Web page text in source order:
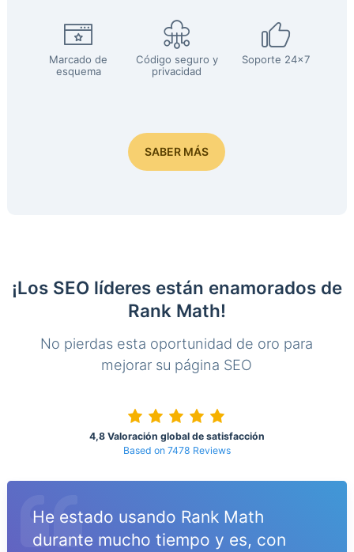
Marcado de
esquema
Código seguro y
privacidad
Soporte 24x7
SABER MÁS
¡Los SEO líderes están enamorados de
Rank Math!
No pierdas esta oportunidad de oro para
mejorar su página SEO
4,8 Valoración global de satisfacción
Based on 7478 Reviews
He estado usando Rank Math
durante mucho tiempo y es, con